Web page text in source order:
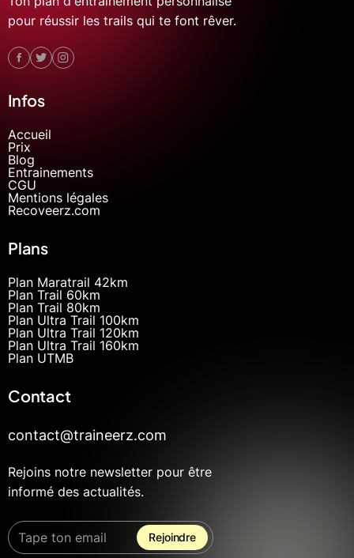
pour réussir les trails qui te font rêver.
Infos
Accueil
Prix
Blog
Entrainements
CGU
Mentions légales
Recoveerz.com
Plans
Plan Maratrail 42km
Plan Trail 60km
Plan Trail 80km
Plan Ultra Trail 100km
Plan Ultra Trail 120km
Plan Ultra Trail 160km
Plan UTMB
Contact
contact@traineerz.com
Rejoins notre newsletter pour être
informé des actualités.